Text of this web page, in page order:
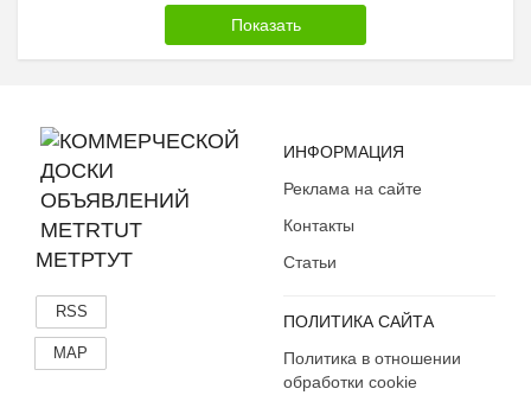
МЕТРТУТ
RSS
MAP
ИНФОРМАЦИЯ
Реклама на сайте
Контакты
Статьи
ПОЛИТИКА САЙТА
Политика в отношении
обработки cookie